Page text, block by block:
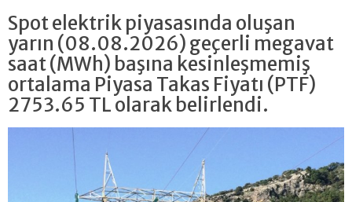
Spot elektrik piyasasında oluşan
yarın (08.08.2026) geçerli megavat
saat (MWh) başına kesinleşmemiş
ortalama Piyasa Takas Fiyatı (PTF)
2753.65 TL olarak belirlendi.